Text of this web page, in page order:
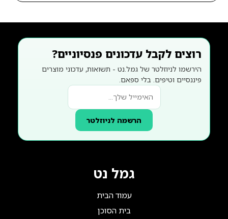
רוצים לקבל עדכונים פנסיוניים?
הירשמו לניוזלטר של גמל.נט - תשואות, עדכוני מוצרים
פיננסיים וטיפים. בלי ספאם.
הרשמה לניוזלטר
גמל נט
עמוד הבית
בית הסוכן